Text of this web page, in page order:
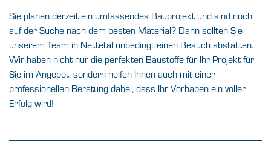
Sie planen derzeit ein umfassendes Bauprojekt und sind noch
auf der Suche nach dem besten Material? Dann sollten Sie
unserem Team in Nettetal unbedingt einen Besuch abstatten.
Wir haben nicht nur die perfekten Baustoffe für Ihr Projekt für
Sie im Angebot, sondern helfen Ihnen auch mit einer
professionellen Beratung dabei, dass Ihr Vorhaben ein voller
Erfolg wird!